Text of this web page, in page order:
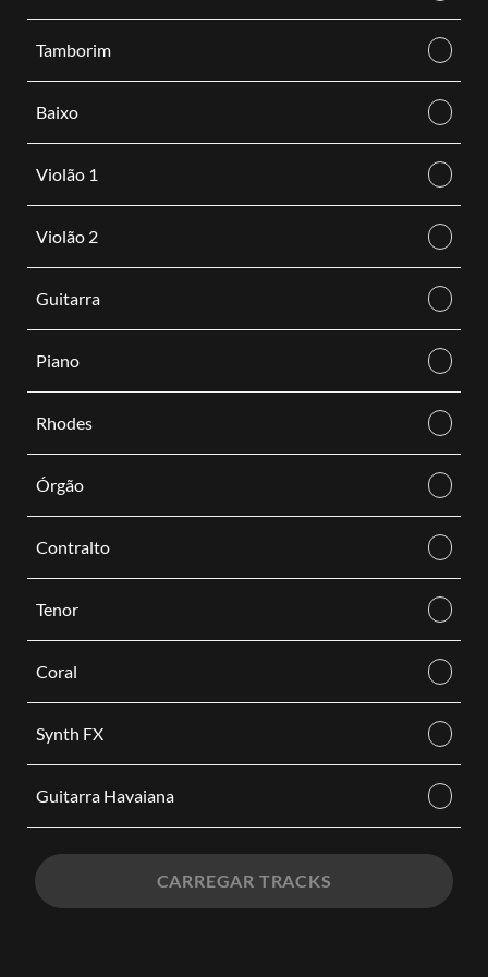
Tamborim
Baixo
Violão 1
Violão 2
Guitarra
Piano
Rhodes
Órgão
Contralto
Tenor
Coral
Synth FX
Guitarra Havaiana
CARREGAR TRACKS